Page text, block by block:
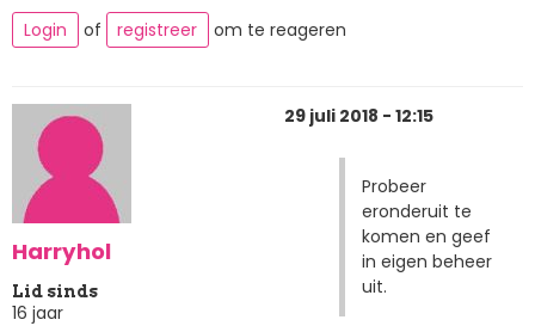
Login
of registreer om te reageren
Harryhol
Lid sinds
16 jaar
29 juli 2018 - 12:15
Probeer
eronderuit te
komen en geef
in eigen beheer
uit.